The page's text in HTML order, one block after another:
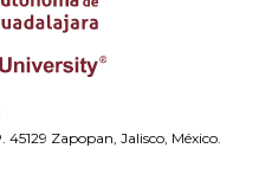
45129 Zapopan, Jalisco, México.